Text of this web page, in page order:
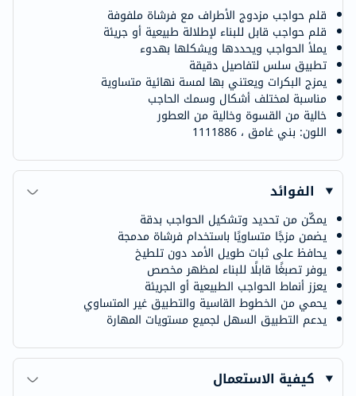
قلم حواجب مزدوج الأطراف مع فرشاة ملفوفة
قلم حواجب قابل للبناء لإطلالة طبيعية أو جريئة
يملأ الحواجب ويحددها ويشكلها بهدوء
تطبيق سلس لتفاصيل دقيقة
يمزج البكرات ويعتني بها لمسة نهائية متساوية
مناسبة لمختلف أشكال وسمك الحاجب
خالية من القسوة وخالية من العطور
اللون: بني غامق ، 1111886
الفوائد
يمكّن من تحديد وتشكيل الحواجب بدقة
يضمن مزجًا متساويًا باستخدام فرشاة مدمجة
يحافظ على ثبات طويل الأمد دون تلطيخ
يوفر تصبغًا قابلًا للبناء لمظهر مخصص
يعزز أنماط الحواجب الطبيعية أو الجريئة
يحمي من الخطوط القاسية والتطبيق غير المتساوي
يدعم التطبيق السهل لجميع مستويات المهارة
كيفية الاستعمال